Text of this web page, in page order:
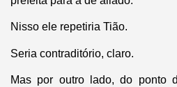
Nisso ele repetiria Tião.
Seria contraditório, claro.
Mas por outro lado, do ponto